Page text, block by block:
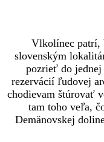
Vlkolínec patrí,
slovenským
pozrieť do jednej
rezervácií ľudovej
chodievam štúrovať
tam toho veľa,
Demänovskej